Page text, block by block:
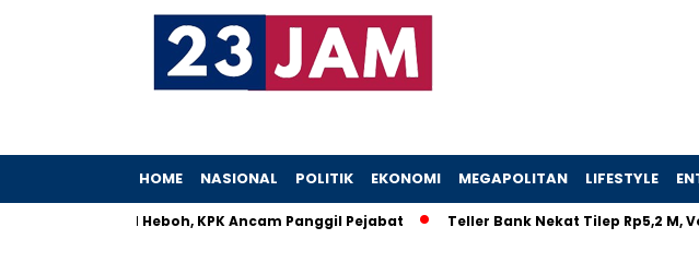
HOME NASIONAL POLITIK EKONOMI MEGAPOLITAN LIFESTYLE
Menteri UMKM Heboh, KPK Ancam Panggil Pejabat Teller Bank Nekat Tilep Rp5,2 M,